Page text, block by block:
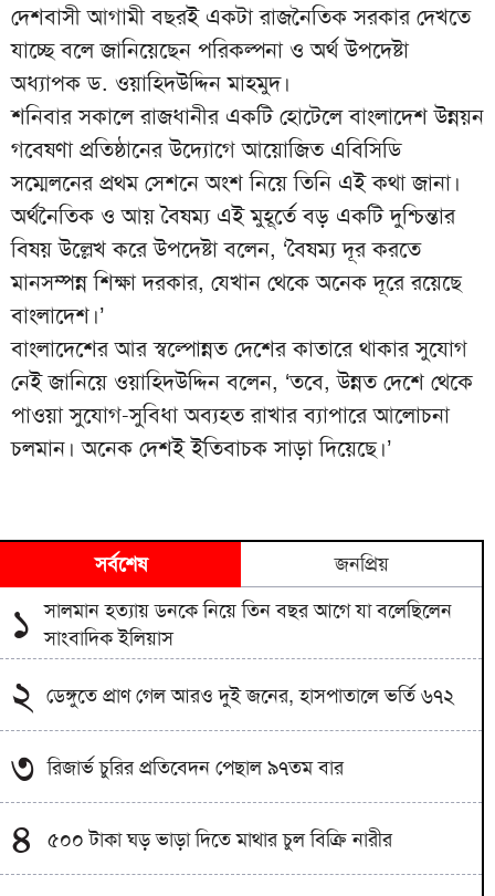
দেশবাসী আগামী বছরই একটা রাজনৈতিক সরকার দেখতে
যাচ্ছে বলে জানিয়েছেন পরিকল্পনা ও অর্থ উপদেষ্টা
অধ্যাপক ড. ওয়াহিদউদ্দিন মাহমুদ।
শনিবার সকালে রাজধানীর একটি হোটেলে বাংলাদেশ উন্নয়ন
গবেষণা প্রতিষ্ঠানের উদ্যোগে আয়োজিত এবিসিডি
সম্মেলনের প্রথম সেশনে অংশ নিয়ে তিনি এই কথা জানা।
অর্থনৈতিক ও আয় বৈষম্য এই মুহূর্তে বড় একটি দুশ্চিন্তার
বিষয় উল্লেখ করে উপদেষ্টা বলেন, ‘বৈষম্য দূর করতে
মানসম্পন্ন শিক্ষা দরকার, যেখান থেকে অনেক দূরে রয়েছে
বাংলাদেশ।’
বাংলাদেশের আর স্বল্পোন্নত দেশের কাতারে থাকার সুযোগ
নেই জানিয়ে ওয়াহিদউদ্দিন বলেন, ‘তবে, উন্নত দেশে থেকে
পাওয়া সুযোগ-সুবিধা অব্যহত রাখার ব্যাপারে আলোচনা
চলমান। অনেক দেশই ইতিবাচক সাড়া দিয়েছে।’
সর্বশেষ জনপ্রিয়
১ সালমান হত্যায় ডনকে নিয়ে তিন বছর আগে যা বলেছিলেন
সাংবাদিক ইলিয়াস
২ ডেঙ্গুতে প্রাণ গেল আরও দুই জনের, হাসপাতালে ভর্তি ৬৭২
৩ রিজার্ভ চুরির প্রতিবেদন পেছাল ৯৭তম বার
৪ ৫০০ টাকা ঘড় ভাড়া দিতে মাথার চুল বিক্রি নারীর